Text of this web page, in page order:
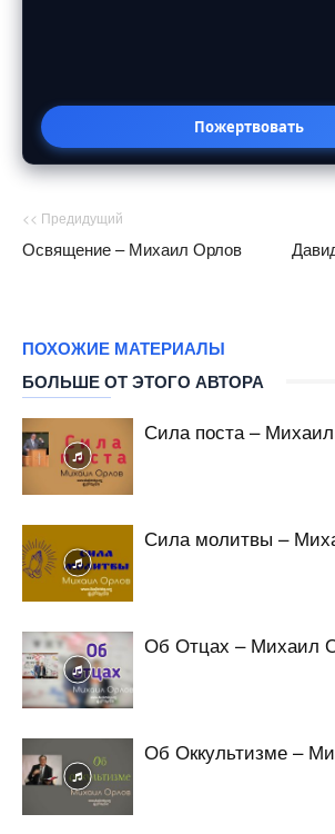
Пожертвовать
<< Предидущий
Освящение – Михаил Орлов
ПОХОЖИЕ МАТЕРИАЛЫ
БОЛЬШЕ ОТ ЭТОГО АВТОРА
Сила поста –
Сила молитвы –
Об Отцах – Михаил
Об Оккультизме –